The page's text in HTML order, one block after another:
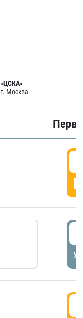
«ЦСКА»
г. Москва